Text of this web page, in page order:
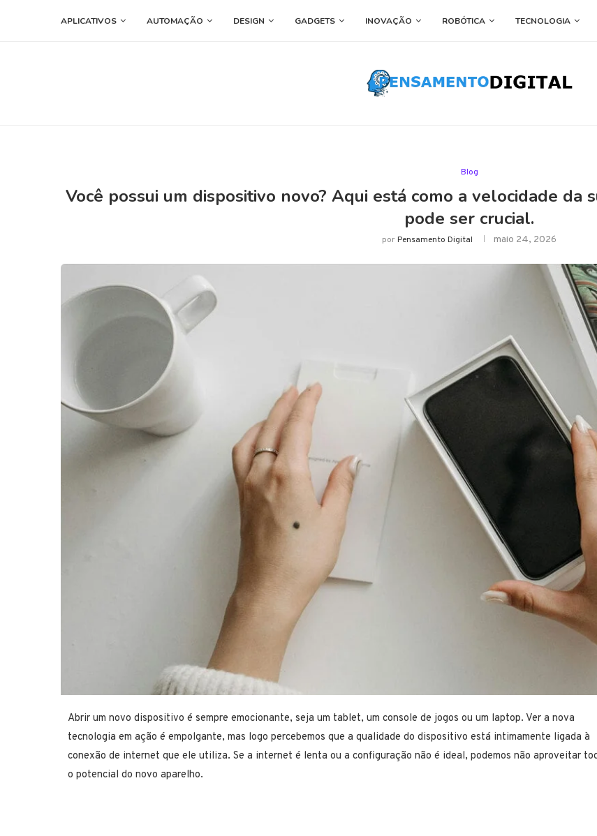
APLICATIVOS AUTOMAÇÃO DESIGN GADGETS INOVAÇÃO ROBÓTICA TECNOLOGIA
Blog
Você possui um dispositivo novo? Aqui está como a velocidade da
pode ser crucial.
porPensamento Digital maio 24, 2026
Abrir um novo dispositivo é sempre emocionante, seja um tablet, um console de jogos ou um laptop. Ver a nova
tecnologia em ação é empolgante, mas logo percebemos que a qualidade do dispositivo está intimamente ligada à
conexão de internet que ele utiliza. Se a internet é lenta ou a configuração não é ideal, podemos não aproveitar
o potencial do novo aparelho.